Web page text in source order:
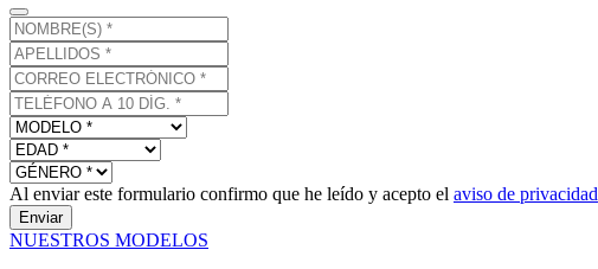
Al enviar este formulario confirmo que he leído y acepto el aviso de privacidad
Enviar
NUESTROS MODELOS